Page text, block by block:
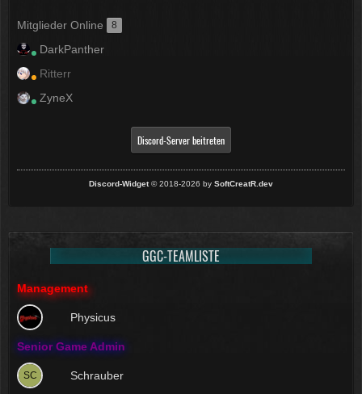
Mitglieder Online 8
DarkPanther
Ritterr
ZyneX
Discord-Server beitreten
Discord-Widget© 2018-2026 by SoftCreatR.dev
GGC-TEAMLISTE
Management
Physicus
Senior Game Admin
Schrauber